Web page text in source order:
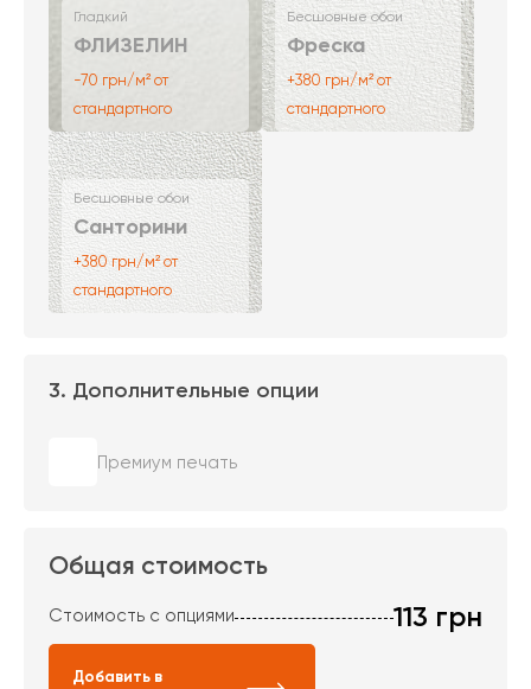
Гладкий
ФЛИЗЕЛИН
-70 грн/м² от
стандартного
Бесшовные обои
Фреска
+380 грн/м² от
стандартного
Бесшовные обои
Санторини
+380 грн/м² от
стандартного
3. Дополнительные опции
Премиум печать
Общая стоимость
Стоимость с опциями 113 грн
Добавить в